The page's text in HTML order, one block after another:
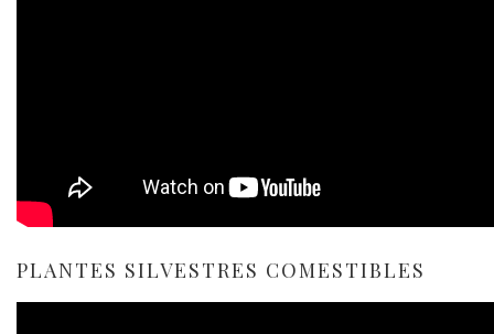
PLANTES SILVESTRES COMESTIBLES